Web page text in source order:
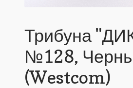
Трибуна
№128,
(Westcom)